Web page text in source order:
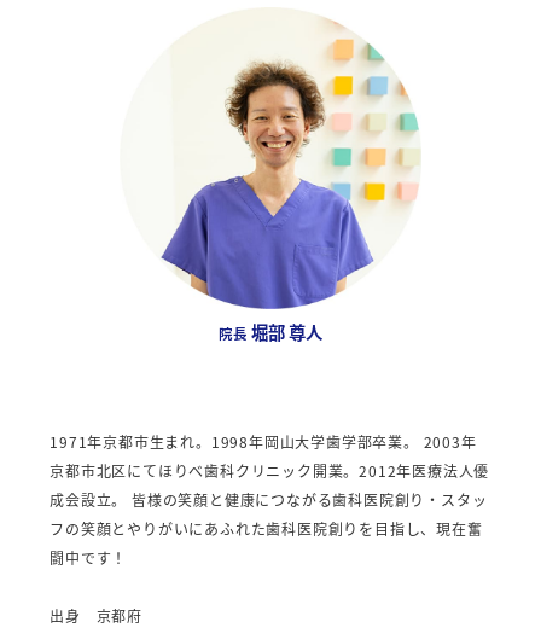
院長 堀部 尊人
1971年京都市生まれ。1998年岡山大学歯学部卒業。 2003年
京都市北区にてほりべ歯科クリニック開業。2012年医療法人優
成会設立。 皆様の笑顔と健康につながる歯科医院創り・スタッ
フの笑顔とやりがいにあふれた歯科医院創りを目指し、現在奮
闘中です！
出身 京都府